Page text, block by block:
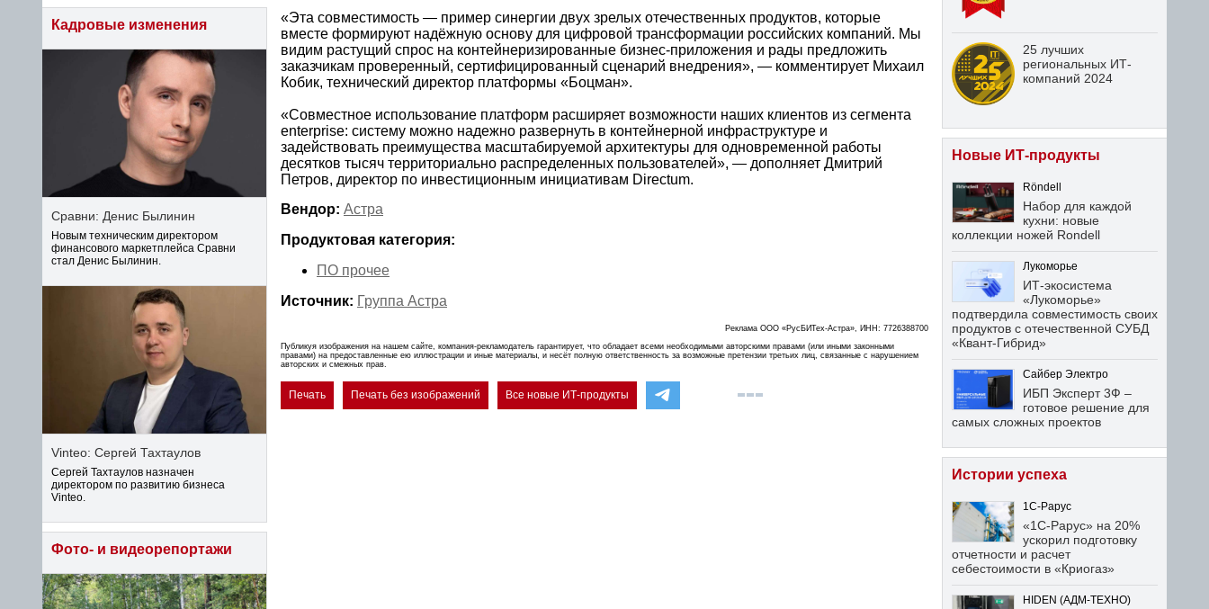
«Эта совместимость — пример синергии двух зрелых отечественных продуктов, которые
вместе формируют надёжную основу для цифровой трансформации российских компаний. Мы
видим растущий спрос на контейнеризированные бизнес-приложения и рады предложить
заказчикам проверенный, сертифицированный сценарий внедрения», — комментирует Михаил
Кобик, технический директор платформы «Боцман».
«Совместное использование платформ расширяет возможности наших клиентов из сегмента
enterprise: систему можно надежно развернуть в контейнерной инфраструктуре и
задействовать преимущества масштабируемой архитектуры для одновременной работы
десятков тысяч территориально распределенных пользователей», — дополняет Дмитрий
Петров, директор по инвестиционным инициативам Directum.
Вендор: Астра
Продуктовая категория:
ПО прочее
Источник: Группа Астра
Реклама ООО «РусБИТех-Астра», ИНН: 7726388700
Публикуя изображения на нашем сайте, компания-рекламодатель гарантирует, что обладает всеми необходимыми авторскими правами (или иными законными
правами) на предоставленные ею иллюстрации и иные материалы, и несёт полную ответственность за возможные претензии третьих лиц, связанные с нарушением
авторских и смежных прав.
Печать Печать без изображений Все новые ИТ-продукты
Кадровые изменения
Сравни: Денис Былинин
Новым техническим директором
финансового маркетплейса Сравни
стал Денис Былинин.
Vinteo: Сергей Тахтаулов
Сергей Тахтаулов назначен
директором по развитию бизнеса
Vinteo.
Фото- и видеорепортажи
25 лучших
региональных ИТ-
компаний 2024
Новые ИТ-продукты
Röndell
Набор для каждой
кухни: новые
коллекции ножей Rondell
Лукоморье
ИТ-экосистема
«Лукоморье»
подтвердила совместимость своих
продуктов с отечественной СУБД
«Квант-Гибрид»
Сайбер Электро
ИБП Эксперт 3Ф –
готовое решение для
самых сложных проектов
Истории успеха
1С-Рарус
«1С-Рарус» на 20%
ускорил подготовку
отчетности и расчет
себестоимости в «Криогаз»
HIDEN (АДМ-ТЕХНО)